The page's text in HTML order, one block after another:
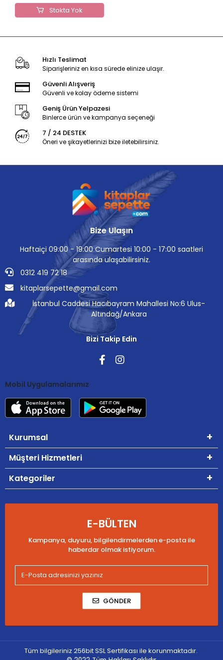
Stokta Yok
Hızlı Teslimat
Siparişleriniz en kısa sürede elinize ulaşır.
Güvenli Alışveriş
Güvenli ve kolay ödeme sistemi
Geniş Ürün Yelpazesi
Binlerce ürün ve kampanya seçeneği
7 / 24 DESTEK
Öneri ve şikayetlerinizi bize iletebilirsiniz.
Bize Ulaşın
Haftaiçi 09:00 - 19:00 Cumartesi 10:00 - 17:00 saatleri
arasında ulaşabilirsiniz.
0312 419 72 18
kitaplarsepette@gmail.com
İstanbul Caddesi Hacıbayram Mahallesi No:6 Ulus-
Altındağ/Ankara
Bizi Takip Edin
Mobil Uygulamalarımız
Kurumsal
Müşteri Hizmetleri
Kategoriler
E-BÜLTEN
Kampanya, duyuru, bilgilendirmelerden e-posta ile
haberdar olmak istiyorum.
GÖNDER
Tüm bilgileriniz 256bit SSL Sertifikası ile korunmaktadır.